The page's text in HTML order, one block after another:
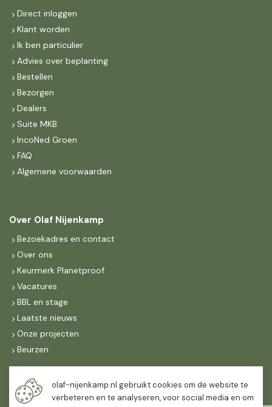
Direct inloggen
Klant worden
Ik ben particulier
Advies over beplanting
Bestellen
Bezorgen
Dealers
Suite MKB
IncoNed Groen
FAQ
Algemene voorwaarden
Over Olaf Nijenkamp
Bezoekadres en contact
Over ons
Keurmerk Planetproof
Vacatures
BBL en stage
Laatste nieuws
Onze projecten
Beurzen
Maandag t/m vrijdag
07:30- 16:30
olaf-nijenkamp.nl gebruikt cookies om de website te
verbeteren en te analyseren, voor social media en om